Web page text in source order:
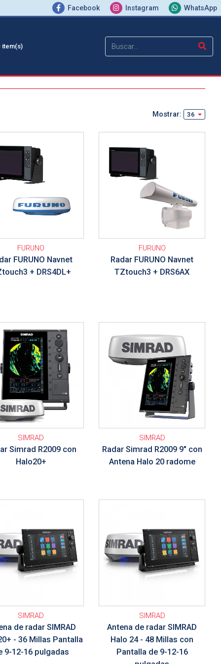
Facebook Instagram WhatsApp
item(s)
Mostrar: 36
FURUNO
FURUNO Navnet
+ DRS4DL+
FURUNO
Radar FURUNO Navnet
TZtouch3 + DRS6AX
SIMRAD
Simrad R2009 con
Halo20+
SIMRAD
Radar Simrad R2009 9" con
Antena Halo 20 radome
SIMRAD
de radar SIMRAD
- 36 Millas Pantalla
9-12-16 pulgadas
SIMRAD
Antena de radar SIMRAD
Halo 24 - 48 Millas con
Pantalla de 9-12-16